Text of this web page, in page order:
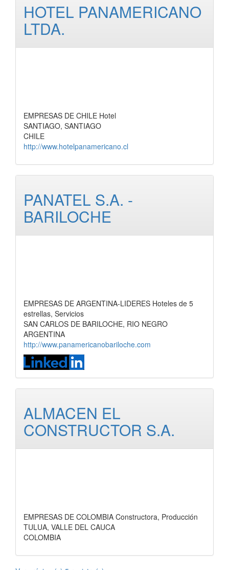
HOTEL PANAMERICANO
LTDA.
EMPRESAS DE CHILE Hotel
SANTIAGO, SANTIAGO
CHILE
http://www.hotelpanamericano.cl
PANATEL S.A. -
BARILOCHE
EMPRESAS DE ARGENTINA-LIDERES Hoteles de 5
estrellas, Servicios
SAN CARLOS DE BARILOCHE, RIO NEGRO
ARGENTINA
http://www.panamericanobariloche.com
ALMACEN EL
CONSTRUCTOR S.A.
EMPRESAS DE COLOMBIA Constructora, Producción
TULUA, VALLE DEL CAUCA
COLOMBIA